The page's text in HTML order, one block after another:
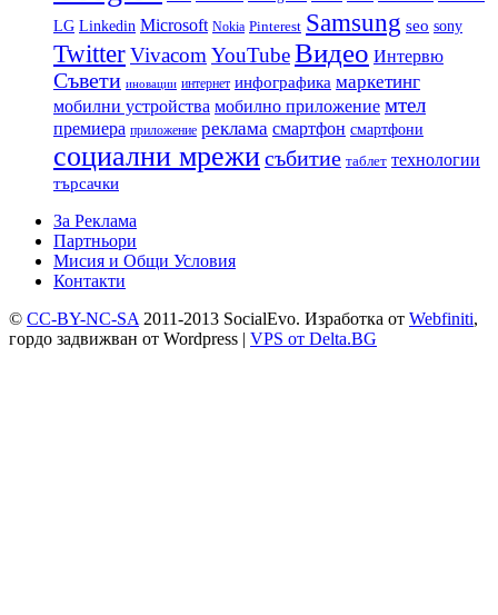
LG Linkedin Microsoft Nokia Pinterest Samsung seo sony
TwitterVivacomYouTubeВидео Интервю
Съвети иновации интернет инфографика маркетинг
мобилни устройства мобилно приложение мтел
премиера приложение реклама смартфон смартфони
социални мрежисъбитие таблет технологии
търсачки
За Реклама
Партньори
Мисия и Общи Условия
Контакти
© CC-BY-NC-SA 2011-2013 SocialEvo. Изработка от Webfiniti,
гордо задвижван от Wordpress | VPS от Delta.BG